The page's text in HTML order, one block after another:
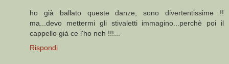
ho già ballato queste danze, sono divertentissime !!
ma...devo mettermi gli stivaletti immagino...perchè poi il
cappello già ce l'ho neh !!!...
Rispondi